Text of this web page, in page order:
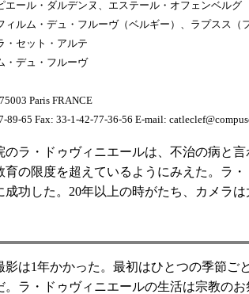
エール・ダルデンヌ、エステール・オフェンベルグ
ィルム・デュ・フルーヴ（ベルギー）、ラプスス（
・セット・アルテ
・デュ・フルーヴ
Paris FRANCE
89-65 Fax: 33-1-42-77-36-56 E-mail:
のラ・ドゥヴィニエールは、不治の病と
育の限度を超えているようにみえた。ラ
功した。20年以上の時がたち、カメラ
影は1年かかった。最初はひとつの季節ご
。ラ・ドゥヴィニエールの生活は宗教の